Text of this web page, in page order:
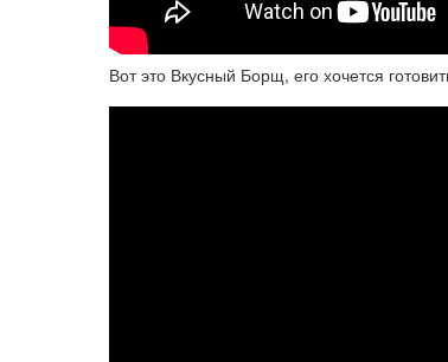
Вот это Вкусный Борщ, его хочется